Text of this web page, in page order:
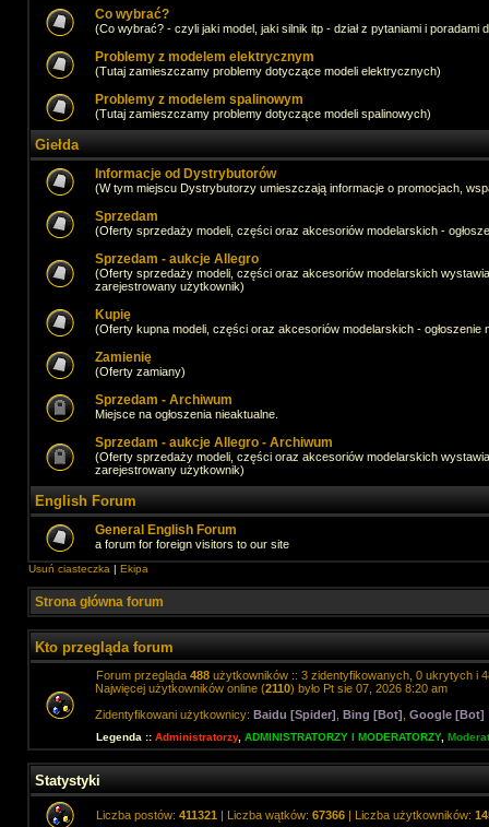
Co wybrać?
(Co wybrać? - czyli jaki model, jaki silnik itp - dział z pytaniami i poradami
Problemy z modelem elektrycznym
(Tutaj zamieszczamy problemy dotyczące modeli elektrycznych)
Problemy z modelem spalinowym
(Tutaj zamieszczamy problemy dotyczące modeli spalinowych)
Giełda
Informacje od Dystrybutorów
(W tym miejscu Dystrybutorzy umieszczają informacje o promocjach,
Sprzedam
(Oferty sprzedaży modeli, części oraz akcesoriów modelarskich -
Sprzedam - aukcje Allegro
(Oferty sprzedaży modeli, części oraz akcesoriów modelarskich
zarejestrowany użytkownik)
Kupię
(Oferty kupna modeli, części oraz akcesoriów modelarskich -
Zamienię
(Oferty zamiany)
Sprzedam - Archiwum
Miejsce na ogłoszenia nieaktualne.
Sprzedam - aukcje Allegro - Archiwum
(Oferty sprzedaży modeli, części oraz akcesoriów modelarskich
zarejestrowany użytkownik)
English Forum
General English Forum
a forum for foreign visitors to our site
Usuń ciasteczka | Ekipa
Strona główna forum
Kto przegląda forum
Forum przegląda 488 użytkowników :: 3 zidentyfikowanych, 0 ukrytych i
Najwięcej użytkowników online (2110) było Pt sie 07, 2026 8:20 am
Zidentyfikowani użytkownicy: Baidu [Spider] Bing [Bot] Google [Bot]
Legenda :: Administratorzy, ADMINISTRATORZY I MODERATORZY,
Statystyki
Liczba postów: 411321 | Liczba wątków: 67366 | Liczba użytkowników: